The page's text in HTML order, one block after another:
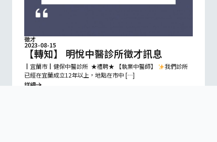
徵才
2023-08-15
【轉知】 明悅中醫診所徵才訊息
┃宜蘭市┃健保中醫診所 ★禮聘★ 【執業中醫師】
我們診所
已經在宜蘭成立12年以上，地點在市中 […]
詳細